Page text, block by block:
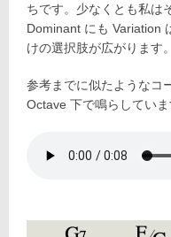
ちです。少なくとも私は
Dominant にも Variation
けの選択肢が広がります。
参考までに似たようなコ
Octave 下で鳴らしていま